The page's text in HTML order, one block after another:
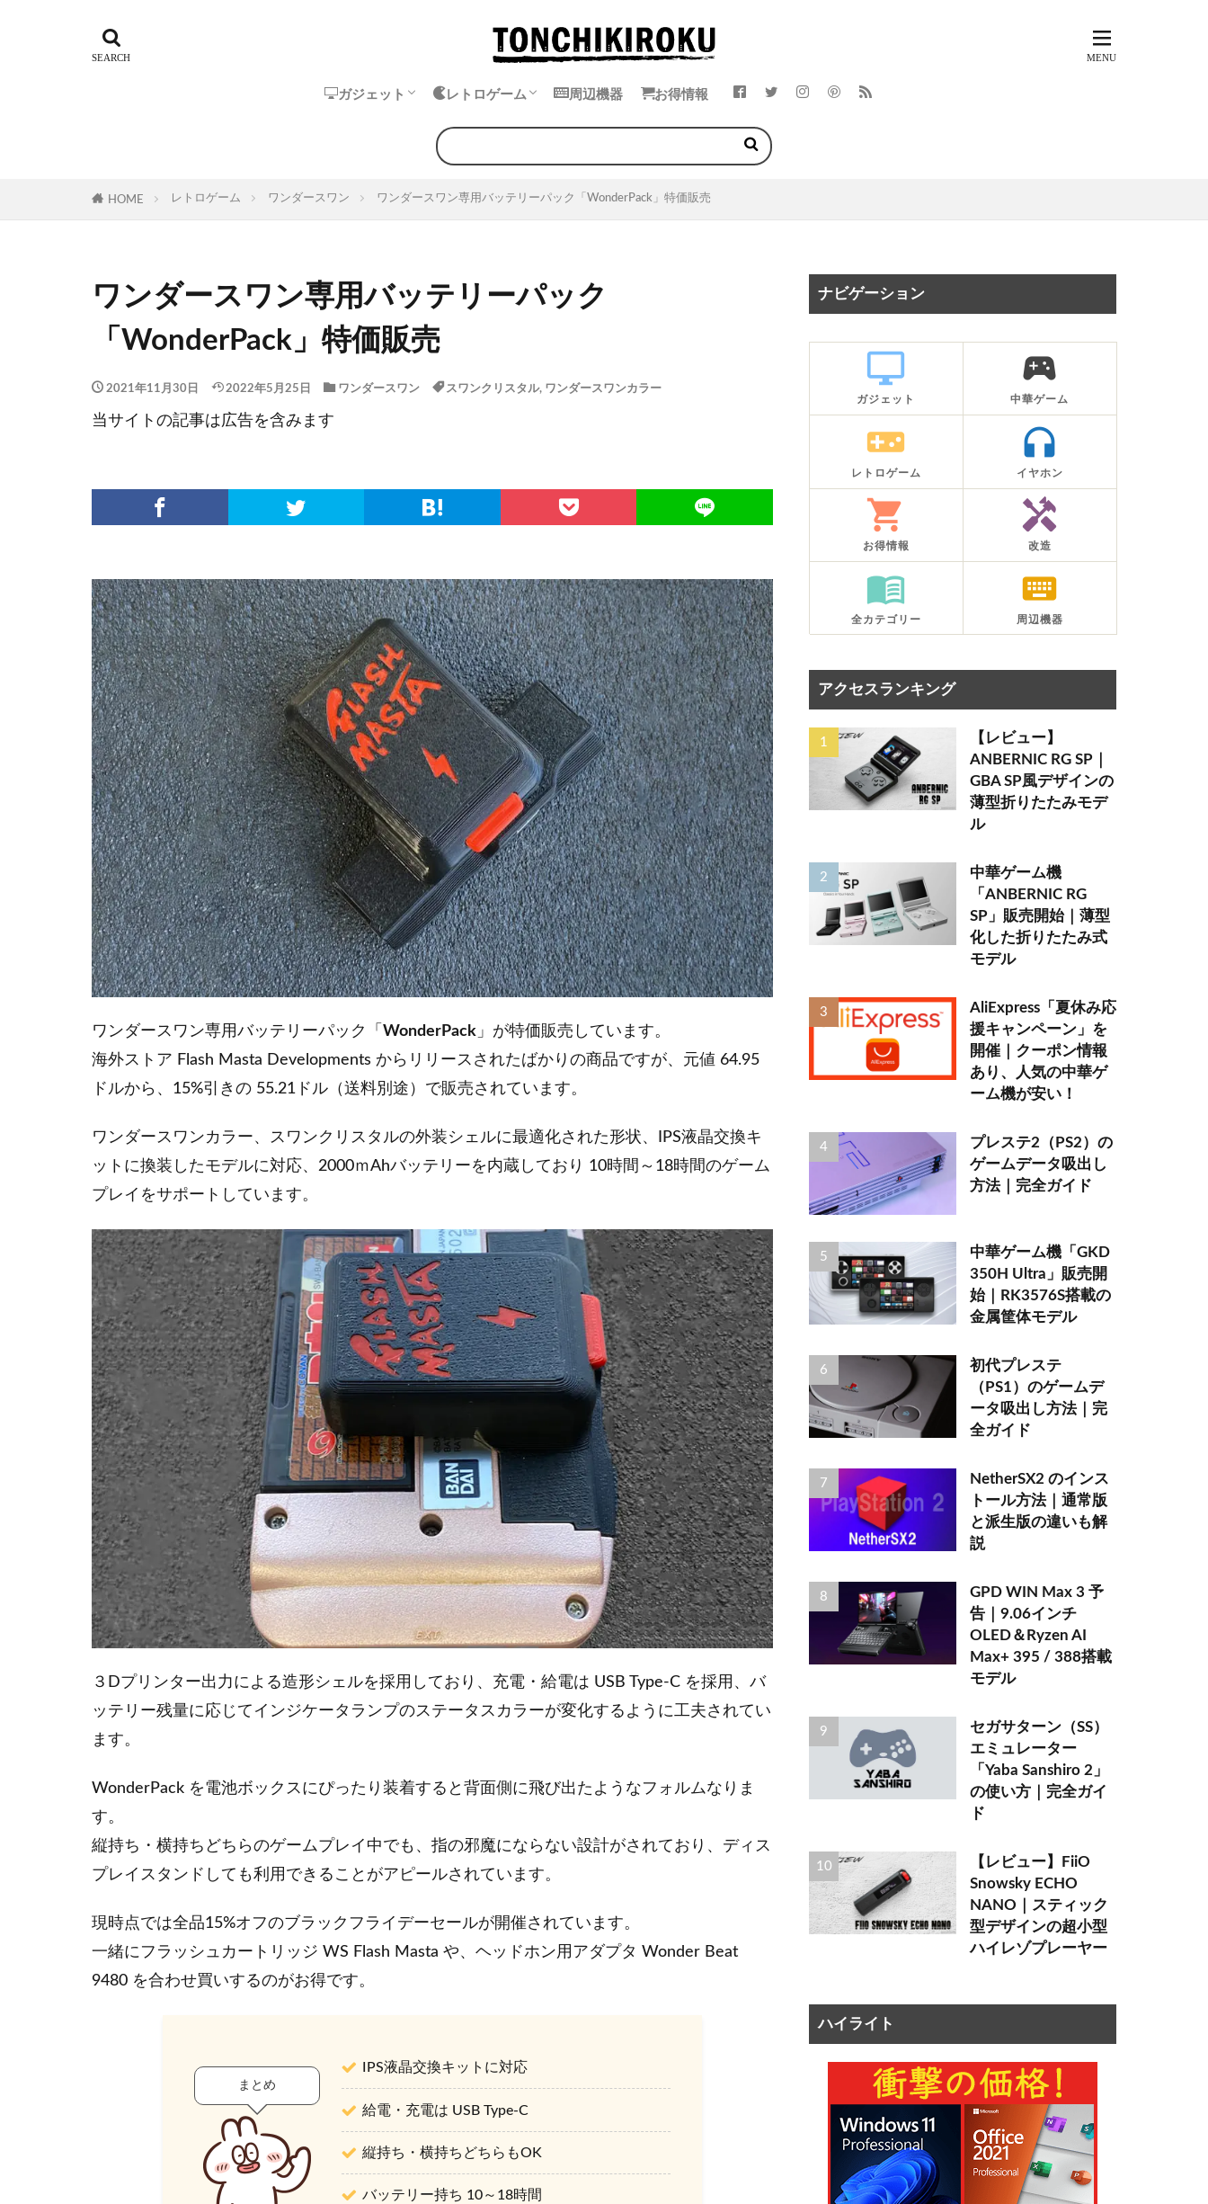
ガジェット
オーディオ・イヤホン
レトロゲーム
エミュレータ
中華ゲーム機
ゲームボーイ
ゲームギア
ワンダースワン
ネオジオポケット
周辺機器 お得情報
HOME レトロゲーム ワンダースワン ワンダースワン専用バッテリーパック「WonderPack」特価販売
ワンダースワン専用バッテリーパック
「WonderPack」特価販売
2021年11月30日 2022年5月25日 ワンダースワン スワンクリスタル, ワンダースワンカラー
当サイトの記事は広告を含みます
ワンダースワン専用バッテリーパック「 WonderPack 」が特価販売しています。
海外ストア Flash Masta Developments からリリースされたばかりの商品ですが、元値 64.95
ドルから、15%引きの 55.21ドル（送料別途）で販売されています。
ワンダースワンカラー、スワンクリスタルの外装シェルに最適化された形状、IPS液晶交換キ
ットに換装したモデルに対応、2000ｍAhバッテリーを内蔵しており 10時間～18時間のゲーム
プレイをサポートしています。
３Dプリンター出力による造形シェルを採用しており、充電・給電は USB Type-C を採用、バ
ッテリー残量に応じてインジケータランプのステータスカラーが変化するように工夫されてい
ます。
WonderPack を電池ボックスにぴったり装着すると背面側に飛び出たようなフォルムなりま
す。
縦持ち・横持ちどちらのゲームプレイ中でも、指の邪魔にならない設計がされており、ディス
プレイスタンドしても利用できることがアピールされています。
現時点では全品15%オフのブラックフライデーセールが開催されています。
一緒にフラッシュカートリッジ WS Flash Masta や、ヘッドホン用アダプタ Wonder Beat
9480 を合わせ買いするのがお得です。
IPS液晶交換キットに対応
給電・充電は USB Type-C
縦持ち・横持ちどちらもOK
バッテリー持ち 10～18時間
まとめ
ナビゲーション
desktop_windows
ガジェット
sports_esports
中華ゲーム
videogame_asset
レトロゲーム
headphones
イヤホン
shopping_cart
お得情報
handyman
改造
menu_book
全カテゴリー
keyboard
周辺機器
アクセスランキング
【レビュー】
ANBERNIC RG SP｜
GBA SP風デザインの
薄型折りたたみモデ
ル
中華ゲーム機
「ANBERNIC RG
SP」販売開始｜薄型
化した折りたたみ式
モデル
AliExpress「夏休み応
援キャンペーン」を
開催｜クーポン情報
あり、人気の中華ゲ
ーム機が安い！
プレステ2（PS2）の
ゲームデータ吸出し
方法｜完全ガイド
中華ゲーム機「GKD
350H Ultra」販売開
始｜RK3576S搭載の
金属筐体モデル
初代プレステ
（PS1）のゲームデ
ータ吸出し方法｜完
全ガイド
NetherSX2 のインス
トール方法｜通常版
と派生版の違いも解
説
GPD WIN Max 3 予
告｜9.06インチ
OLED＆Ryzen AI
Max+ 395 / 388搭載
モデル
セガサターン（SS）
エミュレーター
「Yaba Sanshiro 2」
の使い方｜完全ガイ
ド
【レビュー】FiiO
Snowsky ECHO
NANO｜スティック
型デザインの超小型
ハイレゾプレーヤー
ハイライト